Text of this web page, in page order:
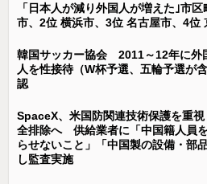
「日本人が減り外国人が増えた｣市
市、2位 横浜市、3位 名古屋市、4位
韓国サッカー協会 2011～12年に外
人を性接待（W杯予選、五輪予選が
認
SpaceX、米国防関連技術保護を重
全排除へ 供給業者に「中国籍人員
らせないこと」「中国製の設備・部
し監査実施